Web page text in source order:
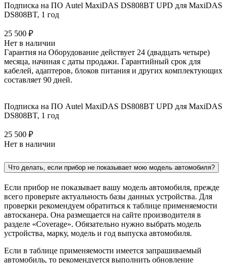
Подписка на ПО Autel MaxiDAS DS808BT UPD для MaxiDAS
DS808BT, 1 год
25 500 ₽
Нет в наличии
Гарантия на Оборудование действует 24 (двадцать четыре)
месяца, начиная с даты продажи. Гарантийный срок для
кабелей, адаптеров, блоков питания и других комплектующих
составляет 90 дней.
Подписка на ПО Autel MaxiDAS DS808BT UPD для MaxiDAS
DS808BT, 1 год
25 500 ₽
Нет в наличии
Что делать, если прибор не показывает мою модель автомобиля?
Если прибор не показывает вашу модель автомобиля, прежде
всего проверьте актуальность базы данных устройства. Для
проверки рекомендуем обратиться к таблице применяемости
автосканера. Она размещается на сайте производителя в
разделе «Coverage». Обязательно нужно выбрать модель
устройства, марку, модель и год выпуска автомобиля.
Если в таблице применяемости имеется запрашиваемый
автомобиль, то рекомендуется выполнить обновление